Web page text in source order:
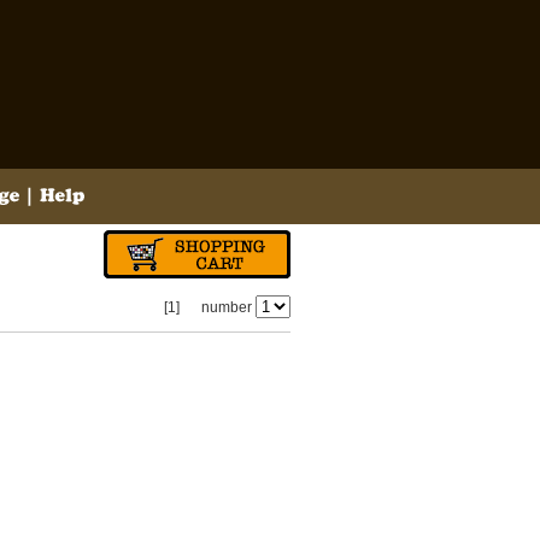
[1] number